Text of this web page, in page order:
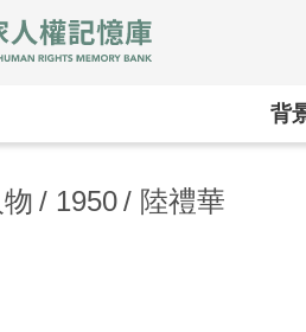
背
物 1950 陸禮華